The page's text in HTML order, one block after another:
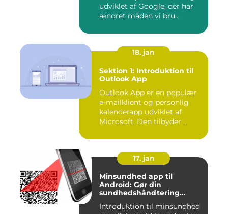
udviklet af Google, der har
ændret måden vi bru...
18. jan
Sektion 1: Introduktion til
Outlook App
Outlook App er en populær
e-mailklient og personlig
kalenderapp udviklet af
Microsoft. Den tilbyder ...
17. jan
Minsundhed app til
Android: Gør din
sundhedshåndtering
Introduktion til minsundhed